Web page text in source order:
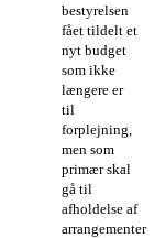
bestyrelsen
fået tildelt et
nyt budget
som ikke
længere er
til
forplejning,
men som
primær skal
gå til
afholdelse af
arrangementer